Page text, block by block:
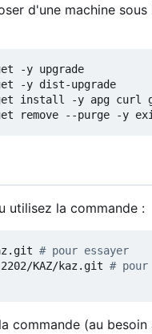
d'une machine
utilisez la commande :
# pour essayer
KAZ/kaz.git #
commande (au